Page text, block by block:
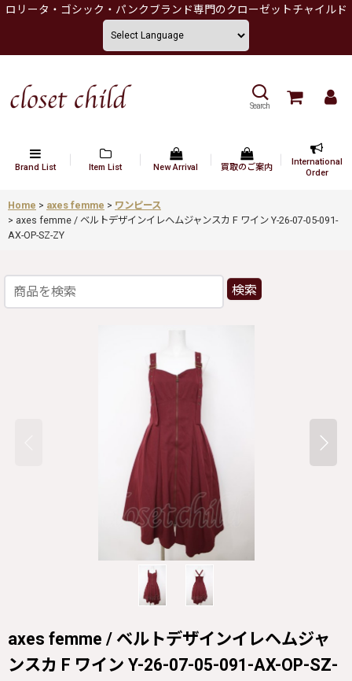
ロリータ・ゴシック・パンクブランド専門のクローゼットチャイルド
Search
Brand List Item List New Arrival 買取のご案内
International
Order
Home > axes femme > ワンピース
> axes femme / ベルトデザインイレヘムジャンスカ F ワイン Y-26-07-05-091-
AX-OP-SZ-ZY
検索
axes femme / ベルトデザインイレヘムジャ
ンスカ F ワイン Y-26-07-05-091-AX-OP-SZ-